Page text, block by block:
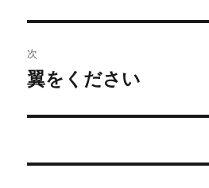
ビ
ゲ
ー
投
稿:
次
次
投
翼をください